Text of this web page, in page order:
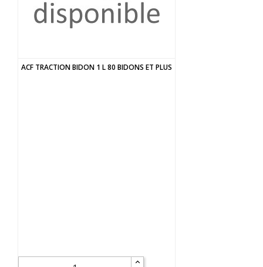
ACF TRACTION BIDON 1 L 80 BIDONS ET PLUS